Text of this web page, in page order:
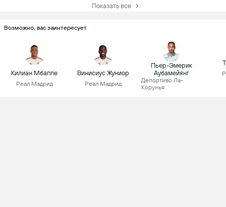
Показать все
Возможно, вас заинтересует
Килиан Мбаппе
Реал Мадрид
Винисиус Жуниор
Реал Мадрид
Пьер-Эмерик
Аубамейянг
Депортиво Ла-
Корунья